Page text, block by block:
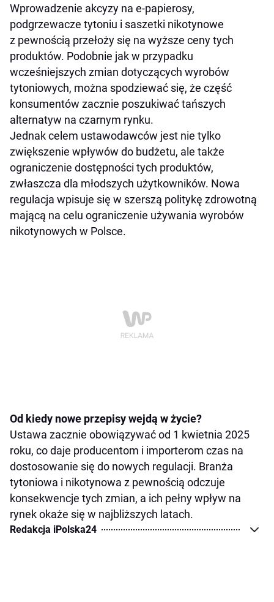
Wprowadzenie akcyzy na e-papierosy,
podgrzewacze tytoniu i saszetki nikotynowe
z pewnością przełoży się na wyższe ceny tych
produktów. Podobnie jak w przypadku
wcześniejszych zmian dotyczących wyrobów
tytoniowych, można spodziewać się, że część
konsumentów zacznie poszukiwać tańszych
alternatyw na czarnym rynku.
Jednak celem ustawodawców jest nie tylko
zwiększenie wpływów do budżetu, ale także
ograniczenie dostępności tych produktów,
zwłaszcza dla młodszych użytkowników. Nowa
regulacja wpisuje się w szerszą politykę zdrowotną
mającą na celu ograniczenie używania wyrobów
nikotynowych w Polsce.
Od kiedy nowe przepisy wejdą w życie?
Ustawa zacznie obowiązywać od 1 kwietnia 2025
roku, co daje producentom i importerom czas na
dostosowanie się do nowych regulacji. Branża
tytoniowa i nikotynowa z pewnością odczuje
konsekwencje tych zmian, a ich pełny wpływ na
rynek okaże się w najbliższych latach.
Redakcja iPolska24